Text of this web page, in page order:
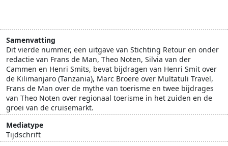
Samenvatting
Dit vierde nummer, een uitgave van Stichting Retour en onder
redactie van Frans de Man, Theo Noten, Silvia van der
Cammen en Henri Smits, bevat bijdragen van Henri Smit over
de Kilimanjaro (Tanzania), Marc Broere over Multatuli Travel,
Frans de Man over de mythe van toerisme en twee bijdrages
van Theo Noten over regionaal toerisme in het zuiden en de
groei van de cruisemarkt.
Mediatype
Tijdschrift